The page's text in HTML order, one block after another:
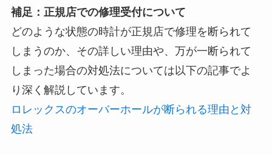
補足：正規店での修理受付について
どのような状態の時計が正規店で修理を断られて
しまうのか、その詳しい理由や、万が一断られて
しまった場合の対処法については以下の記事でよ
り深く解説しています。
ロレックスのオーバーホールが断られる理由と対
処法